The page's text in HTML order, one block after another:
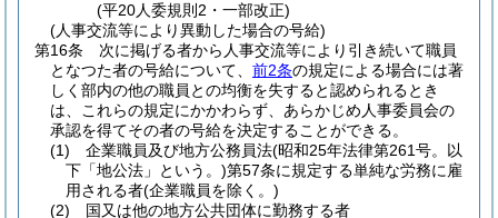
(平20人委規則2・一部改正)
(人事交流等により異動した場合の号給)
第16条
次に掲げる者から人事交流等により引き続いて職員
となつた者の号給について、 前2条の規定による場合には著
しく部内の他の職員との均衡を失すると認められるとき
は、これらの規定にかかわらず、あらかじめ人事委員会の
承認を得てその者の号給を決定することができる。
(1)
企業職員及び地方公務員法(昭和25年法律第261号。以
下「地公法」という。)第57条に規定する単純な労務に雇
用される者(企業職員を除く。)
(2)
国又は他の地方公共団体に勤務する者